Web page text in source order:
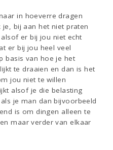
in hoeverre dragen
bij aan het niet praten
er bij jou niet echt
er bij jou heel veel
basis van hoe je het
te draaien en dan is het
jou niet te willen
alsof je die belasting
je man dan bijvoorbeeld
is om dingen alleen te
maar verder van elkaar